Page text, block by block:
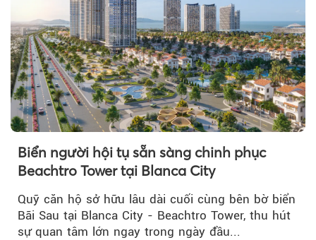
Biển người hội tụ sẵn sàng chinh phục
Beachtro Tower tại Blanca City
Quỹ căn hộ sở hữu lâu dài cuối cùng bên bờ biển
Bãi Sau tại Blanca City - Beachtro Tower, thu hút
sự quan tâm lớn ngay trong ngày đầu...